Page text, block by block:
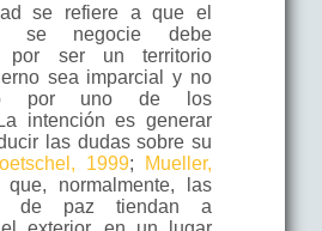
se refiere a que el
se negocie debe
por ser un territorio
sea imparcial y no
por uno de los
intención es generar
las dudas sobre su
1999;
Mueller,
normalmente, las
de paz tiendan a